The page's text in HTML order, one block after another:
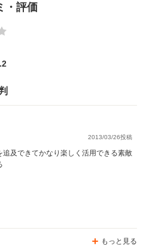
・評価
2013/03/26投稿
追及できてかなり楽しく活用できる素敵
もっと見る